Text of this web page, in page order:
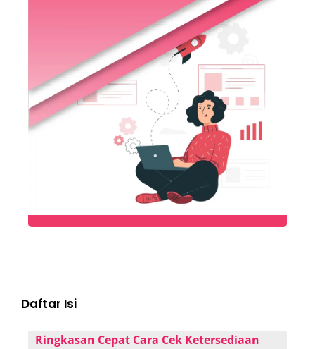
Daftar Isi
Ringkasan Cepat Cara Cek Ketersediaan